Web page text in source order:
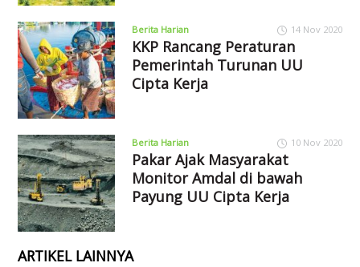
Berita Harian 14 Nov 2020
KKP Rancang Peraturan
Pemerintah Turunan UU
Cipta Kerja
Berita Harian 10 Nov 2020
Pakar Ajak Masyarakat
Monitor Amdal di bawah
Payung UU Cipta Kerja
ARTIKEL LAINNYA